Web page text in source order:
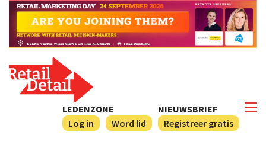
NIEUWSBRIEF
Registreer gratis
LEDENZONE
Log in
Word lid